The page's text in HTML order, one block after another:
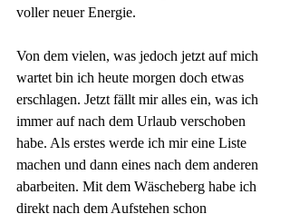
voller neuer Energie.
Von dem vielen, was jedoch jetzt auf mich
wartet bin ich heute morgen doch etwas
erschlagen. Jetzt fällt mir alles ein, was ich
immer auf nach dem Urlaub verschoben
habe. Als erstes werde ich mir eine Liste
machen und dann eines nach dem anderen
abarbeiten. Mit dem Wäscheberg habe ich
direkt nach dem Aufstehen schon